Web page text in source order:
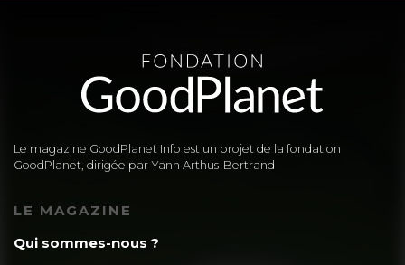
Le magazine GoodPlanet Info est un projet de la fondation
GoodPlanet, dirigée par Yann Arthus-Bertrand
LE MAGAZINE
Qui sommes-nous ?